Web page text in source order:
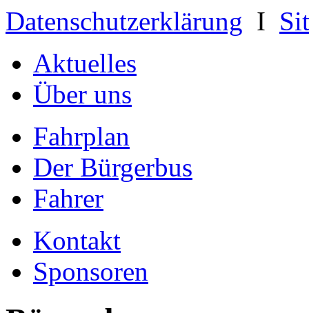
Datenschutzerklärung I
Aktuelles
Über uns
Fahrplan
Der Bürgerbus
Fahrer
Kontakt
Sponsoren